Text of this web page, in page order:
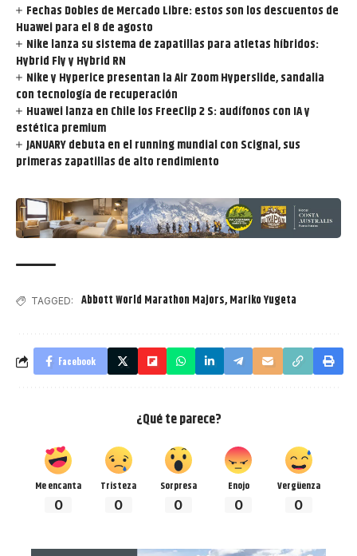
Fechas Dobles de Mercado Libre: estos son los descuentos de
Huawei para el 8 de agosto
Nike lanza su sistema de zapatillas para atletas híbridos:
Hybrid Fly y Hybrid RN
Nike y Hyperice presentan la Air Zoom Hyperslide, sandalia
con tecnología de recuperación
Huawei lanza en Chile los FreeClip 2 S: audífonos con IA y
estética premium
JANUARY debuta en el running mundial con Scignal, sus
primeras zapatillas de alto rendimiento
TAGGED: Abbott World Marathon Majors,Mariko Yugeta
Facebook
¿Qué te parece?
Me encanta
0
Tristeza
0
Sorpresa
0
Enojo
0
Vergüenza
0